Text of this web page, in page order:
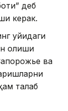
деб
керак.
қуйидаги
олиши
ва
талаб